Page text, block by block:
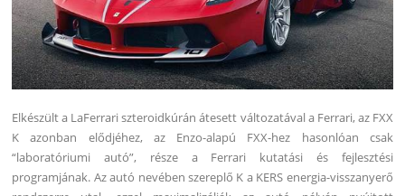
Elkészült a LaFerrari szteroidkúrán átesett változatával a Ferrari, az FXX
K azonban elődjéhez, az Enzo-alapú FXX-hez hasonlóan csak
“laboratóriumi autó”, része a Ferrari kutatási és fejlesztési
programjának. Az autó nevében szereplő K a KERS energia-visszanyerő